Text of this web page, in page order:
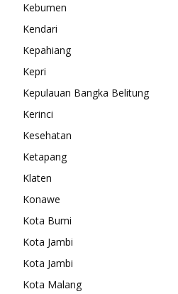
Kebumen
Kendari
Kepahiang
Kepri
Kepulauan Bangka Belitung
Kerinci
Kesehatan
Ketapang
Klaten
Konawe
Kota Bumi
Kota Jambi
Kota Jambi
Kota Malang